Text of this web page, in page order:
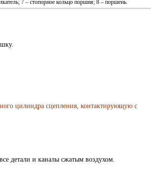
7 – стопорное кольцо поршня; 8 – поршень.
цилиндра сцепления, контактирующую с
детали и каналы сжатым воздухом.